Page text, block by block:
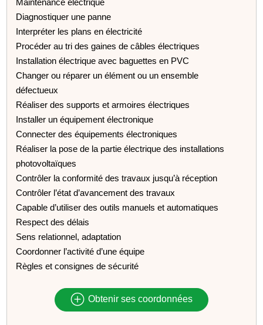
Diagnostiquer une panne
Interpréter les plans en électricité
Procéder au tri des gaines de câbles électriques
Installation électrique avec baguettes en PVC
Changer ou réparer un élément ou un ensemble
défectueux
Réaliser des supports et armoires électriques
Installer un équipement électronique
Connecter des équipements électroniques
Réaliser la pose de la partie électrique des installations
photovoltaïques
Contrôler la conformité des travaux jusqu’à réception
Contrôler l’état d’avancement des travaux
Capable d’utiliser des outils manuels et automatiques
Respect des délais
Sens relationnel, adaptation
Coordonner l’activité d’une équipe
Règles et consignes de sécurité
Obtenir ses coordonnées